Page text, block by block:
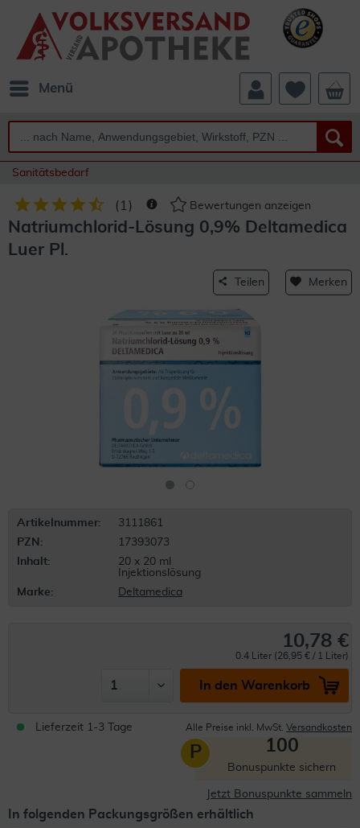
Menü
Sanitätsbedarf
( 1 ) Bewertungen anzeigen
Natriumchlorid-Lösung 0,9% Deltamedica
Luer Pl.
Teilen Merken
Artikelnummer:
3111861
PZN:
17393073
Inhalt:
20 x 20 ml
Injektionslösung
Marke:
Deltamedica
10,78 €
0.4 Liter (26,95 € / 1 Liter)
In den Warenkorb
Lieferzeit 1-3 Tage Alle Preise inkl. MwSt. Versandkosten
P 100
Bonuspunkte sichern
Jetzt Bonuspunkte sammeln
In folgenden Packungsgrößen erhältlich